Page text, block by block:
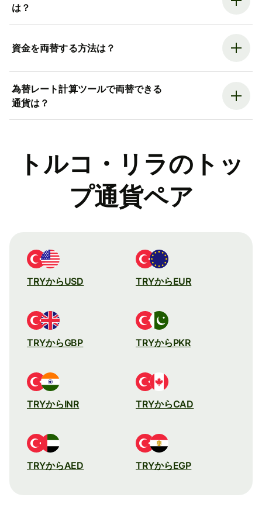
は？
資金を両替する方法は？
為替レート計算ツールで両替できる
通貨は？
トルコ・リラのトッ
プ通貨ペア
TRYからUSD TRYからEUR
TRYからGBP TRYからPKR
TRYからINR TRYからCAD
TRYからAED TRYからEGP